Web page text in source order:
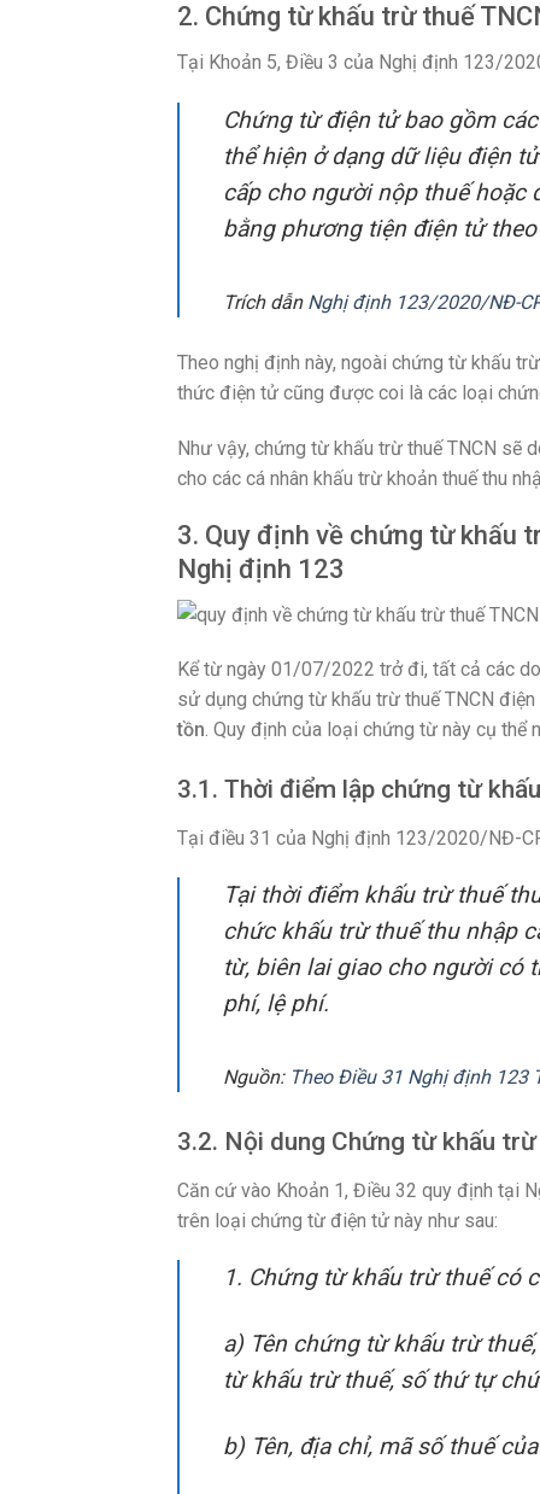
2. Chứng từ khấu trừ thuế
Tại Khoản 5, Điều 3 của Nghị định 123/
Chứng từ điện tử bao gồm
thể hiện ở dạng dữ liệu điện
cấp cho người nộp thuế hoặc
bằng phương tiện điện tử
Trích dẫn Nghị định 123/2020/NĐ-
Theo nghị định này, ngoài chứng từ khấu
thức điện tử cũng được coi là các loại
Như vậy, chứng từ khấu trừ thuế TNCN sẽ
cho các cá nhân khấu trừ khoản thuế thu
3. Quy định về chứng từ khấu
Nghị định 123
Kể từ ngày 01/07/2022 trở đi, tất cả các
sử dụng chứng từ khấu trừ thuế TNCN
tồn. Quy định của loại chứng từ này cụ thể
3.1. Thời điểm lập chứng từ
Tại điều 31 của Nghị định 123/2020/NĐ-
Tại thời điểm khấu trừ thuế
chức khấu trừ thuế thu nhập
từ, biên lai giao cho người có
phí, lệ phí.
Nguồn: Theo Điều 31 Nghị định 123
3.2. Nội dung Chứng từ khấu
Căn cứ vào Khoản 1, Điều 32 quy định tại
trên loại chứng từ điện tử này như sau:
1. Chứng từ khấu trừ thuế có
a) Tên chứng từ khấu trừ
từ khấu trừ thuế, số thứ tự
b) Tên, địa chỉ, mã số thuế